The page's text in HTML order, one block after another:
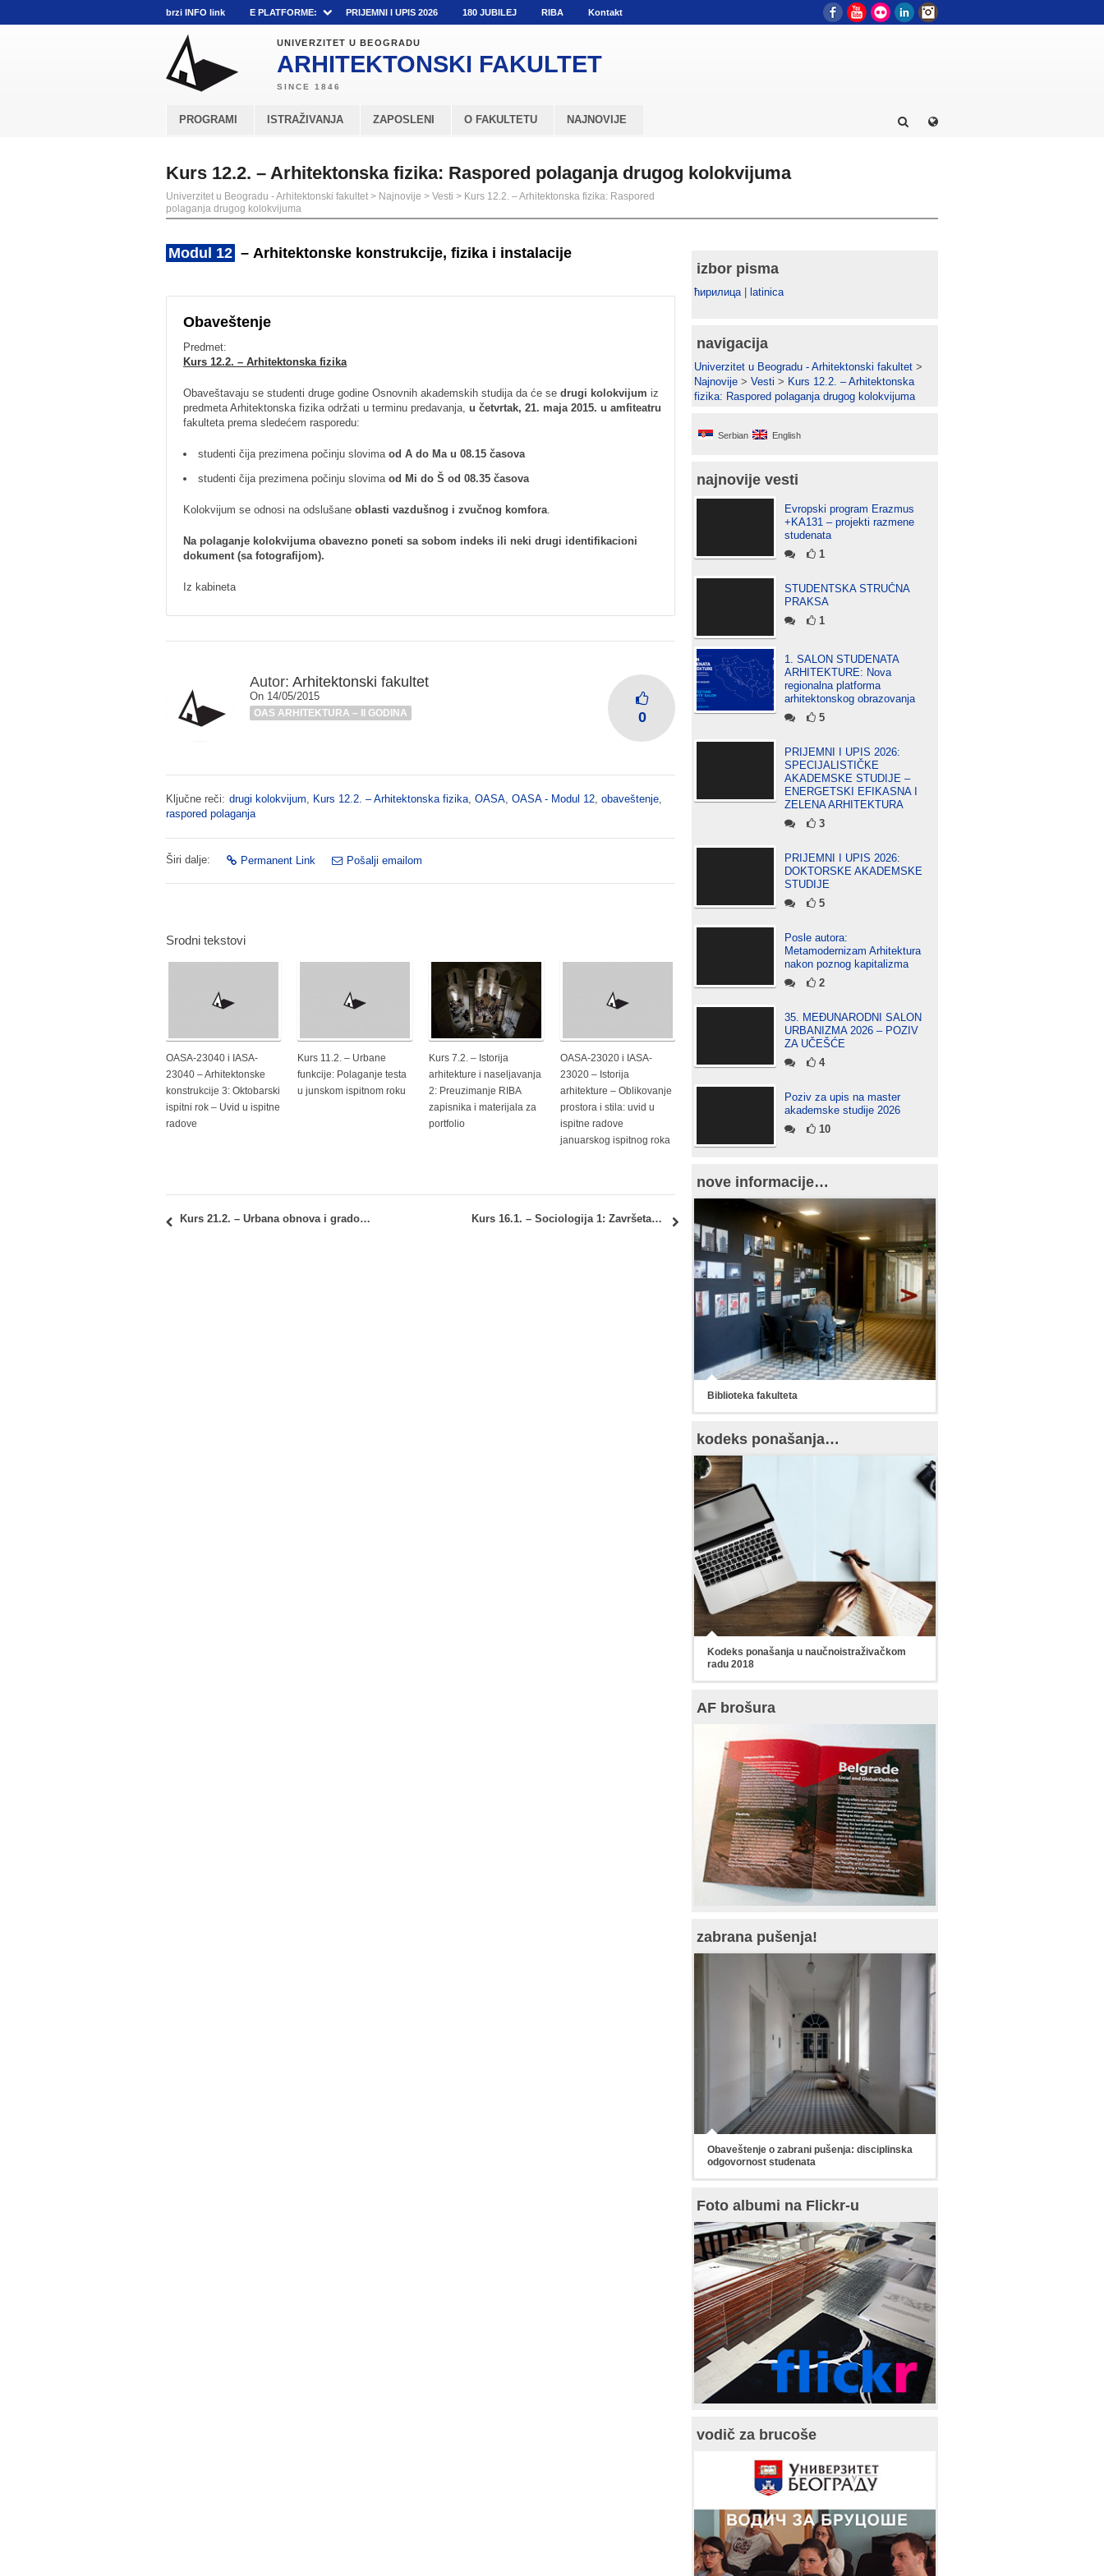
brzi INFO link E PLATFORME: PRIJEMNI I UPIS 2026 180 JUBILEJ RIBA Kontakt FacebookYouTube
Flickr LinkedIn
UNIVERZITET U BEOGRADU
ARHITEKTONSKI FAKULTET
PROGRAMI ISTRAŽIVANJA ZAPOSLENI O FAKULTETU NAJNOVIJE
Kurs 12.2. – Arhitektonska fizika: Raspored polaganja drugog kolokvijuma
Univerzitet u Beogradu - Arhitektonski fakultet > Najnovije > Vesti > Kurs 12.2. – Arhitektonska fizika: Raspored
polaganja drugog kolokvijuma
Modul 12 – Arhitektonske konstrukcije, fizika i instalacije
Obaveštenje
Predmet:
Kurs 12.2. – Arhitektonska fizika
Obaveštavaju se studenti druge godine Osnovnih akademskih studija da će se drugi kolokvijum iz
predmeta Arhitektonska fizika održati u terminu predavanja, u četvrtak, 21. maja 2015. u amfiteatru
fakulteta prema sledećem rasporedu:
studenti čija prezimena počinju slovima od A do Ma u 08.15 časova
studenti čija prezimena počinju slovima od Mi do Š od 08.35 časova
Kolokvijum se odnosi na odslušane oblasti vazdušnog i zvučnog komfora.
Na polaganje kolokvijuma obavezno poneti sa sobom indeks ili neki drugi identifikacioni
dokument (sa fotografijom).
Iz kabineta
Autor: Arhitektonski fakultet
On 14/05/2015
OAS ARHITEKTURA – II GODINA 0
Ključne reči: drugi kolokvijum, Kurs 12.2. – Arhitektonska fizika, OASA, OASA - Modul 12, obaveštenje,
raspored polaganja
Širi dalje: Permanent Link Pošalji emailom
Srodni tekstovi
OASA-23040 i IASA-
23040 – Arhitektonske
konstrukcije 3: Oktobarski
ispitni rok – Uvid u ispitne
radove
Kurs 11.2. – Urbane
funkcije: Polaganje testa
u junskom ispitnom roku
Kurs 7.2. – Istorija
arhitekture i naseljavanja
2: Preuzimanje RIBA
zapisnika i materijala za
portfolio
OASA-23020 i IASA-
23020 – Istorija
arhitekture – Oblikovanje
prostora i stila: uvid u
ispitne radove
januarskog ispitnog roka
Kurs 21.2. – Urbana obnova i gradovi Srbije: Raspored polaganja drugog kolokvijuma Kurs 16.1. – Sociologija 1: Završetak nastave i materijal za spremanje ispita
izbor pisma
ћирилица| latinica
navigacija
Univerzitet u Beogradu - Arhitektonski fakultet >
Najnovije > Vesti > Kurs 12.2. – Arhitektonska
fizika: Raspored polaganja drugog kolokvijuma
Serbian English
najnovije vesti
Evropski program Erazmus
+KA131 – projekti razmene
studenata
1
STUDENTSKA STRUČNA
PRAKSA
1
1. SALON STUDENATA
ARHITEKTURE: Nova
regionalna platforma
arhitektonskog obrazovanja
5
PRIJEMNI I UPIS 2026:
SPECIJALISTIČKE
AKADEMSKE STUDIJE –
ENERGETSKI EFIKASNA I
ZELENA ARHITEKTURA
3
PRIJEMNI I UPIS 2026:
DOKTORSKE AKADEMSKE
STUDIJE
5
Posle autora:
Metamodernizam Arhitektura
nakon poznog kapitalizma
2
35. MEĐUNARODNI SALON
URBANIZMA 2026 – POZIV
ZA UČEŠĆE
4
Poziv za upis na master
akademske studije 2026
10
nove informacije…
Biblioteka fakulteta
kodeks ponašanja…
Kodeks ponašanja u naučnoistraživačkom
radu 2018
AF brošura
zabrana pušenja!
Obaveštenje o zabrani pušenja: disciplinska
odgovornost studenata
Foto albumi na Flickr-u
vodič za brucoše